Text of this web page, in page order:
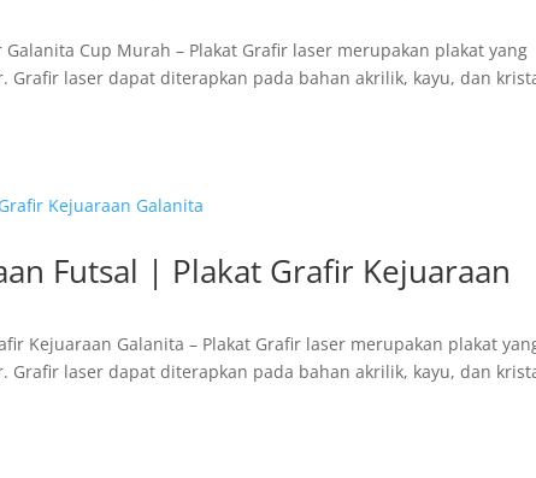
Galanita Cup Murah – Plakat Grafir laser merupakan plakat yang
Grafir laser dapat diterapkan pada bahan akrilik, kayu, dan
Futsal | Plakat Grafir Kejuaraan
Kejuaraan Galanita – Plakat Grafir laser merupakan plakat
Grafir laser dapat diterapkan pada bahan akrilik, kayu, dan